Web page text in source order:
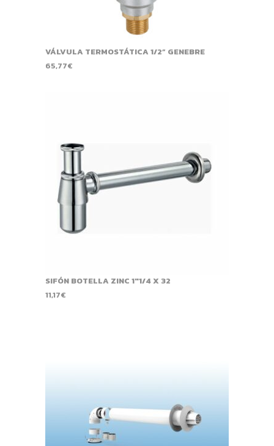
VÁLVULA TERMOSTÁTICA 1/2” GENEBRE
65,77€
SIFÓN BOTELLA ZINC 1"1/4 X 32
11,17€